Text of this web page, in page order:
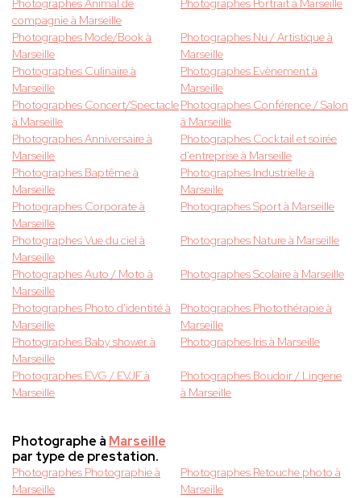
Photographes Animal de
compagnie à Marseille
Photographes Portrait à Marseille
Photographes Mode/Book à
Marseille
Photographes Nu / Artistique à
Marseille
Photographes Culinaire à
Marseille
Photographes Evènement à
Marseille
Photographes Concert/Spectacle
à Marseille
Photographes Conférence / Salon
à Marseille
Photographes Anniversaire à
Marseille
Photographes Cocktail et soirée
d'entreprise à Marseille
Photographes Baptême à
Marseille
Photographes Industrielle à
Marseille
Photographes Corporate à
Marseille
Photographes Sport à Marseille
Photographes Vue du ciel à
Marseille
Photographes Nature à Marseille
Photographes Auto / Moto à
Marseille
Photographes Scolaire à Marseille
Photographes Photo d'identité à
Marseille
Photographes Photothérapie à
Marseille
Photographes Baby shower à
Marseille
Photographes Iris à Marseille
Photographes EVG / EVJF à
Marseille
Photographes Boudoir / Lingerie
à Marseille
Photographe à Marseille
par type de prestation.
Photographes Photographie à
Marseille
Photographes Retouche photo à
Marseille